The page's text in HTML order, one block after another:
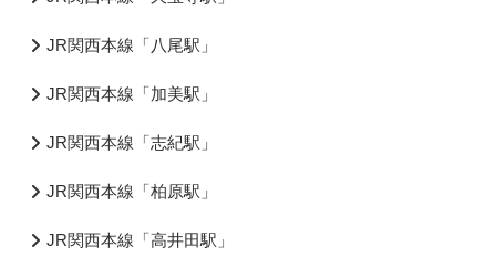
JR関西本線「八尾駅」
JR関西本線「加美駅」
JR関西本線「志紀駅」
JR関西本線「柏原駅」
JR関西本線「高井田駅」